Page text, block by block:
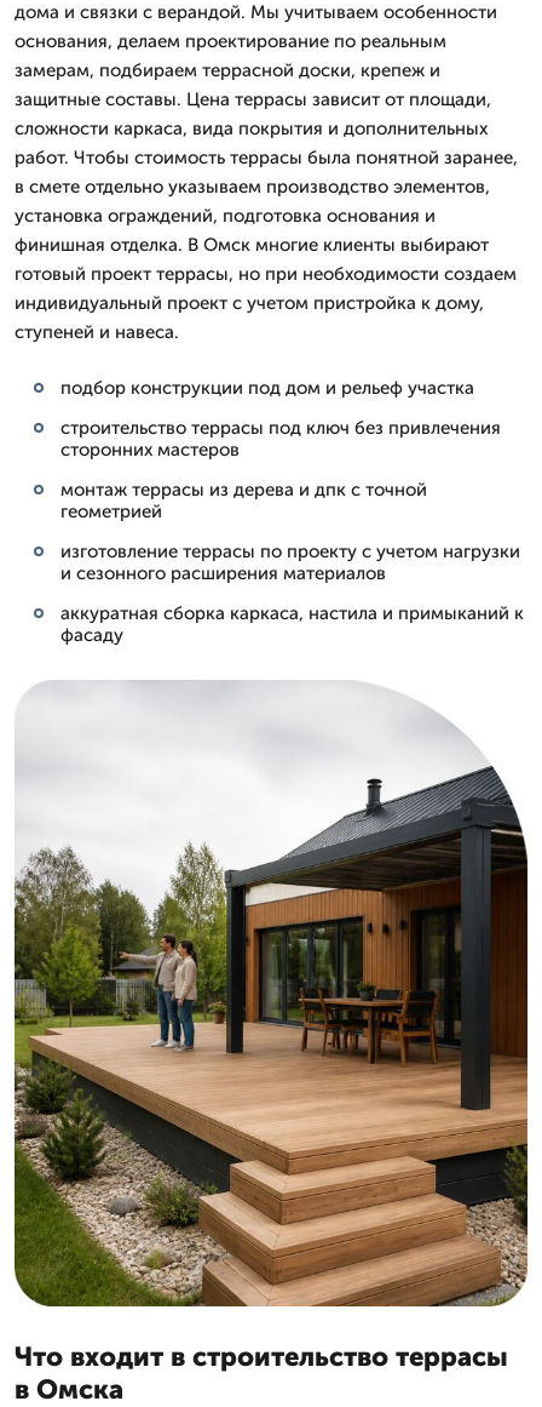
дома и связки с верандой. Мы учитываем особенности
основания, делаем проектирование по реальным
замерам, подбираем террасной доски, крепеж и
защитные составы. Цена террасы зависит от площади,
сложности каркаса, вида покрытия и дополнительных
работ. Чтобы стоимость террасы была понятной заранее,
в смете отдельно указываем производство элементов,
установка ограждений, подготовка основания и
финишная отделка. В Омск многие клиенты выбирают
готовый проект террасы, но при необходимости создаем
индивидуальный проект с учетом пристройка к дому,
ступеней и навеса.
подбор конструкции под дом и рельеф участка
строительство террасы под ключ без привлечения
сторонних мастеров
монтаж террасы из дерева и дпк с точной
геометрией
изготовление террасы по проекту с учетом нагрузки
и сезонного расширения материалов
аккуратная сборка каркаса, настила и примыканий к
фасаду
Что входит в строительство террасы
в Омска